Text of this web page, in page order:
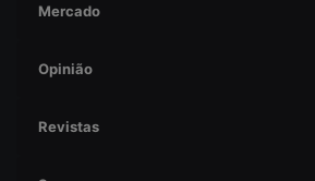
Mercado
Opinião
Revistas